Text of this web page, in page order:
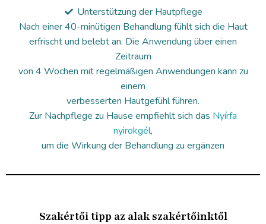
Unterstützung der Hautpflege
Nach einer 40-minütigen Behandlung fühlt sich die Haut
erfrischt und belebt an. Die Anwendung über einen
Zeitraum
von 4 Wochen mit regelmäßigen Anwendungen kann zu
einem
verbesserten Hautgefühl führen.
Zur Nachpflege zu Hause empfiehlt sich das Nyírfa
nyirokgél,
um die Wirkung der Behandlung zu ergänzen
Szakértői tipp az alak szakértőinktől